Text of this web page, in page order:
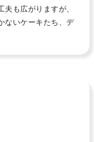
も広がりますが、
ないケーキたち、デ